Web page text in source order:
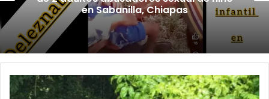
en Sabanilla, Chiapas